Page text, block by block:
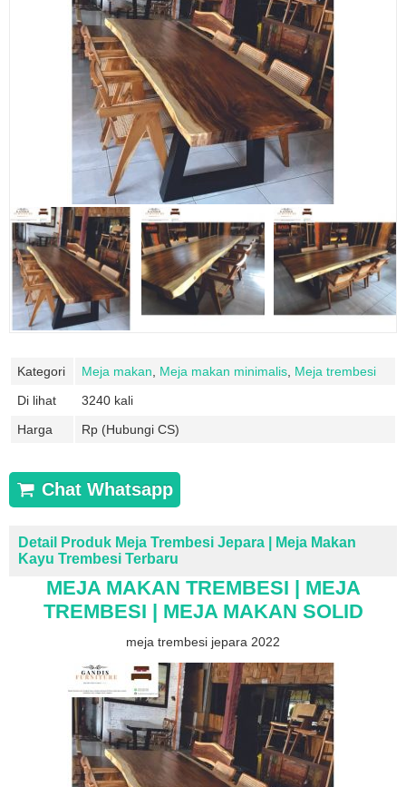
Kategori Meja makan, Meja makan minimalis, Meja trembesi
Di lihat
3240 kali
Harga
Rp (Hubungi CS)
Chat Whatsapp
Detail Produk Meja Trembesi Jepara | Meja Makan
Kayu Trembesi Terbaru
MEJA MAKAN TREMBESI | MEJA
TREMBESI | MEJA MAKAN SOLID
meja trembesi jepara 2022